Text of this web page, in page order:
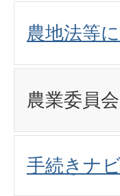
農地法等
農業委員
手続きナ